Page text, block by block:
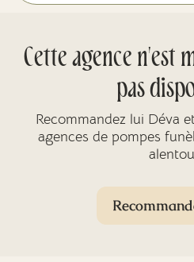
Cette agence n'est
pas
Recommandez lui Déva
agences de pompes